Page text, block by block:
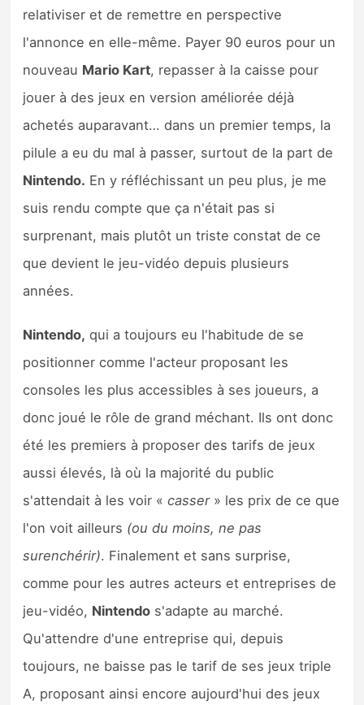
relativiser et de remettre en perspective
l'annonce en elle-même. Payer 90 euros pour un
nouveau Mario Kart, repasser à la caisse pour
jouer à des jeux en version améliorée déjà
achetés auparavant… dans un premier temps, la
pilule a eu du mal à passer, surtout de la part de
Nintendo. En y réfléchissant un peu plus, je me
suis rendu compte que ça n'était pas si
surprenant, mais plutôt un triste constat de ce
que devient le jeu-vidéo depuis plusieurs
années.
Nintendo, qui a toujours eu l'habitude de se
positionner comme l'acteur proposant les
consoles les plus accessibles à ses joueurs, a
donc joué le rôle de grand méchant. Ils ont donc
été les premiers à proposer des tarifs de jeux
aussi élevés, là où la majorité du public
s'attendait à les voir «casser» les prix de ce que
l'on voit ailleurs (ou du moins, ne pas
surenchérir). Finalement et sans surprise,
comme pour les autres acteurs et entreprises de
jeu-vidéo, Nintendo s'adapte au marché.
Qu'attendre d'une entreprise qui, depuis
toujours, ne baisse pas le tarif de ses jeux triple
A, proposant ainsi encore aujourd'hui des jeux